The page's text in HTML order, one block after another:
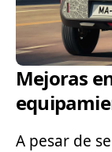
Mejoras
A pesar de